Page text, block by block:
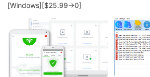
[Windows][$25.99→0]